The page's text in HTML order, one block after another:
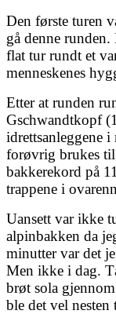
Den første turen
gå denne
flat tur rundt et
menneskenes
Etter at runden
Gschwandtkopf
idrettsanleggene
forøvrig brukes til
bakkerekord på
trappene i
Uansett var ikke
alpinbakken da
minutter var det
Men ikke i dag.
brøt sola
ble det vel